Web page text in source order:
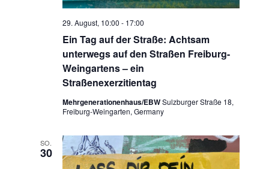
Ein Tag auf der Straße: Achtsam
unterwegs auf den Straßen Freiburg-
Weingartens – ein
Straßenexerzitientag
29. August, 10:00 - 17:00
Mehrgenerationenhaus/EBWSulzburger Straße 18,
Freiburg-Weingarten, Germany
SO.
30